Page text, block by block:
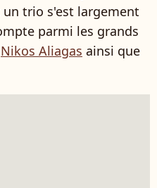
trio s'est largement
parmi les grands
Nikos Aliagas ainsi que